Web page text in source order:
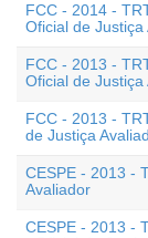
FCC - 2014 -
Oficial de Justiça
FCC - 2013 -
Oficial de Justiça
FCC - 2013 -
de Justiça
CESPE - 2013 -
Avaliador
CESPE - 2013 -